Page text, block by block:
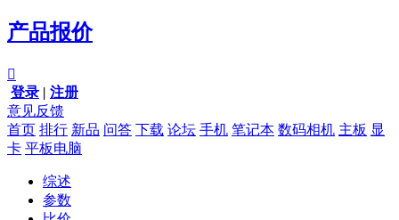
产品报价

登录 | 注册
意见反馈
首页 排行 新品 问答 下载 论坛 手机 笔记本 数码相机 主板 显
卡 平板电脑
综述
参数